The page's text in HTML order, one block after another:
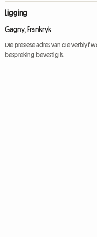
Ligging
Gagny, Frankryk
Die presiese adres van die verblyf
bespreking bevestig is.